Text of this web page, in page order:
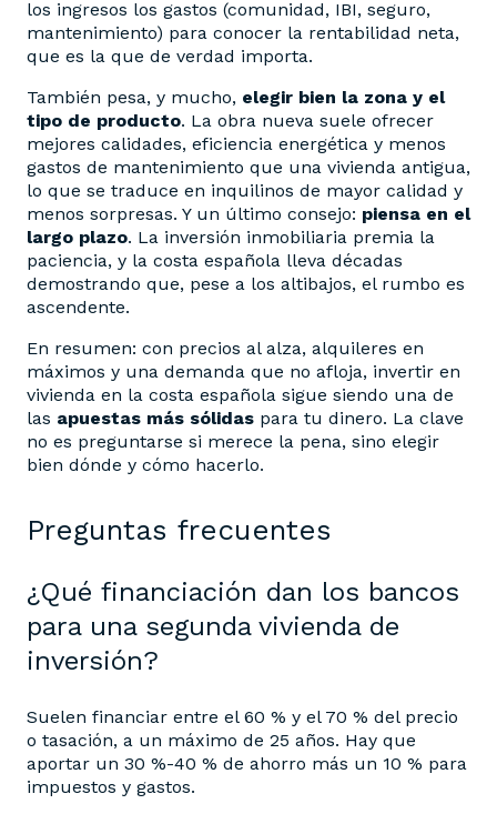
los ingresos los gastos (comunidad, IBI, seguro,
mantenimiento) para conocer la rentabilidad neta,
que es la que de verdad importa.
También pesa, y mucho, elegir bien la zona y el
tipo de producto. La obra nueva suele ofrecer
mejores calidades, eficiencia energética y menos
gastos de mantenimiento que una vivienda antigua,
lo que se traduce en inquilinos de mayor calidad y
menos sorpresas. Y un último consejo: piensa en el
largo plazo. La inversión inmobiliaria premia la
paciencia, y la costa española lleva décadas
demostrando que, pese a los altibajos, el rumbo es
ascendente.
En resumen: con precios al alza, alquileres en
máximos y una demanda que no afloja, invertir en
vivienda en la costa española sigue siendo una de
las apuestas más sólidas para tu dinero. La clave
no es preguntarse si merece la pena, sino elegir
bien dónde y cómo hacerlo.
Preguntas frecuentes
¿Qué financiación dan los bancos
para una segunda vivienda de
inversión?
Suelen financiar entre el 60 % y el 70 % del precio
o tasación, a un máximo de 25 años. Hay que
aportar un 30 %-40 % de ahorro más un 10 % para
impuestos y gastos.